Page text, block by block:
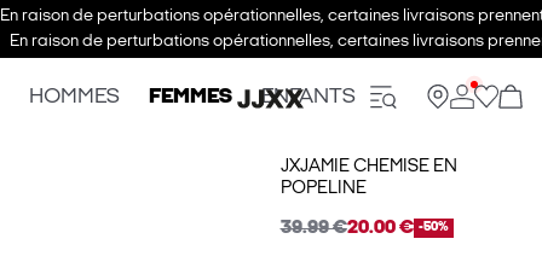
En raison de perturbations opérationnelles, certaines livraisons
En raison de perturbations opérationnelles, certaines livraisons
HOMMES FEMMES ENFANTS
JXJAMIE CHEMISE EN
POPELINE
39.99 €20.00 € -50%